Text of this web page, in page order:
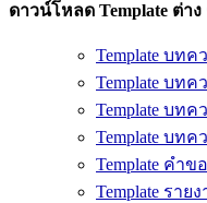
ดาวน์โหลด Template ต่าง
Template บท
Template บท
Template บท
Template บท
Template คำ
Template รา